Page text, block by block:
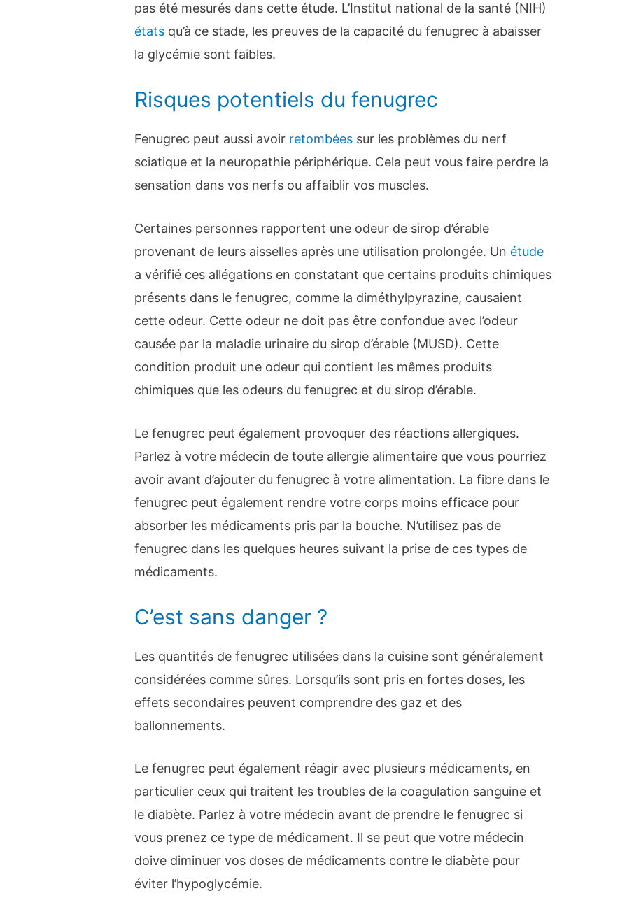
pas été mesurés dans cette étude. L’Institut national de la santé (NIH)
états qu’à ce stade, les preuves de la capacité du fenugrec à abaisser
la glycémie sont faibles.
Risques potentiels du fenugrec
Fenugrec peut aussi avoir retombées sur les problèmes du nerf
sciatique et la neuropathie périphérique. Cela peut vous faire perdre la
sensation dans vos nerfs ou affaiblir vos muscles.
Certaines personnes rapportent une odeur de sirop d’érable
provenant de leurs aisselles après une utilisation prolongée. Un étude
a vérifié ces allégations en constatant que certains produits chimiques
présents dans le fenugrec, comme la diméthylpyrazine, causaient
cette odeur. Cette odeur ne doit pas être confondue avec l’odeur
causée par la maladie urinaire du sirop d’érable (MUSD). Cette
condition produit une odeur qui contient les mêmes produits
chimiques que les odeurs du fenugrec et du sirop d’érable.
Le fenugrec peut également provoquer des réactions allergiques.
Parlez à votre médecin de toute allergie alimentaire que vous pourriez
avoir avant d’ajouter du fenugrec à votre alimentation. La fibre dans le
fenugrec peut également rendre votre corps moins efficace pour
absorber les médicaments pris par la bouche. N’utilisez pas de
fenugrec dans les quelques heures suivant la prise de ces types de
médicaments.
C’est sans danger ?
Les quantités de fenugrec utilisées dans la cuisine sont généralement
considérées comme sûres. Lorsqu’ils sont pris en fortes doses, les
effets secondaires peuvent comprendre des gaz et des
ballonnements.
Le fenugrec peut également réagir avec plusieurs médicaments, en
particulier ceux qui traitent les troubles de la coagulation sanguine et
le diabète. Parlez à votre médecin avant de prendre le fenugrec si
vous prenez ce type de médicament. Il se peut que votre médecin
doive diminuer vos doses de médicaments contre le diabète pour
éviter l’hypoglycémie.